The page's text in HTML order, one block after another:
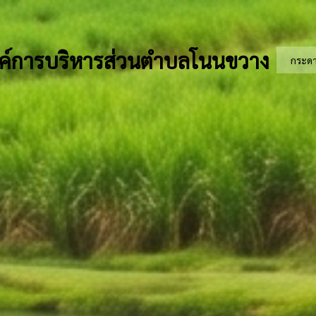
การบริหารส่วนตำบลโนนขวาง กระด